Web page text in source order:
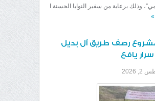
وذلك برعاية من سفير النوايا الحسنة ا
»
مشروع رصف طريق آل بديل
يافع
2026